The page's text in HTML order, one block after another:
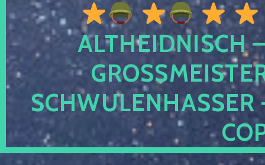
ALTHEIDNISCH
CHWULENHASSER